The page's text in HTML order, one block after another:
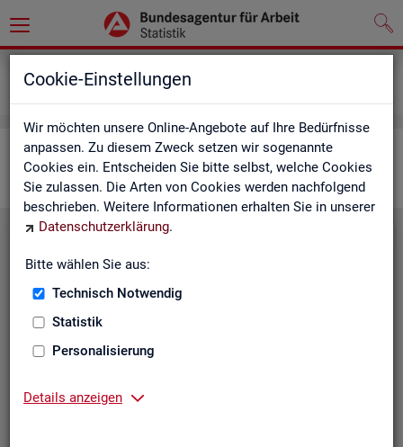
Cookie-Einstellungen
Wir möchten unsere Online-Angebote auf Ihre Bedürfnisse
anpassen. Zu diesem Zweck setzen wir sogenannte
Cookies ein. Entscheiden Sie bitte selbst, welche Cookies
Sie zulassen. Die Arten von Cookies werden nachfolgend
beschrieben. Weitere Informationen erhalten Sie in unserer
Datenschutzerklärung.
Bitte wählen Sie aus:
Technisch Notwendig
Statistik
Personalisierung
Details anzeigen
Ma­te­ria­li­en für Uni­ver­si­tä­ten
beits­markt­sta­tis­tik
gren­zung und es wird an­hand von Pra­